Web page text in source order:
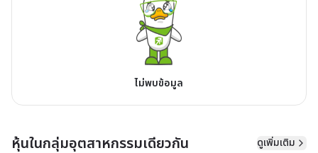
ไม่พบข้อมูล
หุ้นในกลุ่มอุตสาหกรรมเดียวกัน
ดูเพิ่มเติม